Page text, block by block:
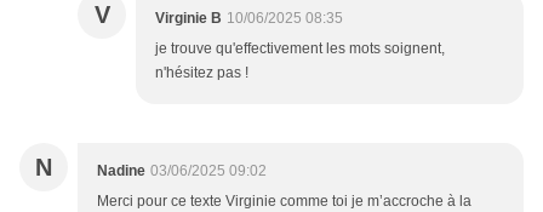
V Virginie B 10/06/2025 08:35
je trouve qu'effectivement les mots soignent,
n'hésitez pas !
N Nadine 03/06/2025 09:02
Merci pour ce texte Virginie comme toi je m’accroche à la